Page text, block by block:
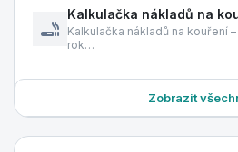
Kalkulačka nákladů na
Kalkulačka nákladů na kouření
rok…
Zobrazit